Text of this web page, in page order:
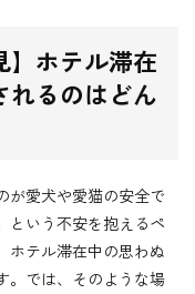
】ホテル滞在
れるのはどん
が愛犬や愛猫の安全で
という不安を抱えるペ
ホテル滞在中の思わぬ
。では、そのような場